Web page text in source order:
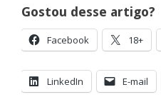
Gostou desse artigo?
Facebook 18+
LinkedIn E-mail